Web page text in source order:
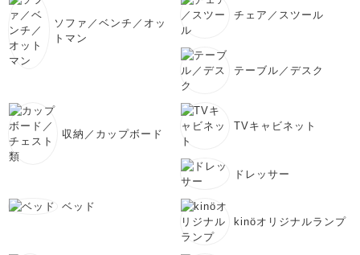
ソファ／ベンチ／オッ
トマン
チェア／スツール
テーブル／デスク
収納／カップボード
TVキャビネット
ドレッサー
ベッド
kinöオリジナルランプ